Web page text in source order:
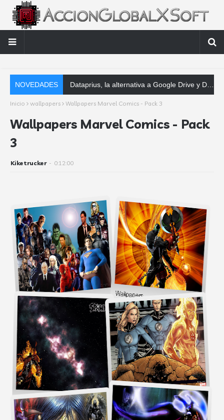
NOVEDADES Dataprius, la alternativa a Google Drive y Dropbox que las empresas deberían con
Inicio wallpapers Wallpapers Marvel Comics - Pack 3
Wallpapers Marvel Comics - Pack
3
Kiketrucker - 0:12:00